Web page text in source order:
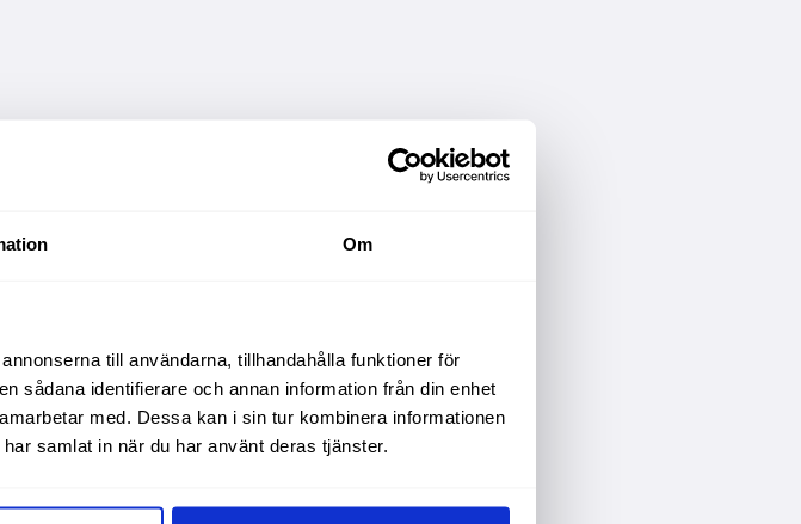
Om
till användarna, tillhandahålla funktioner för
sådana identifierare och annan information från din enhet
med. Dessa kan i sin tur kombinera informationen
samlat in när du har använt deras tjänster.